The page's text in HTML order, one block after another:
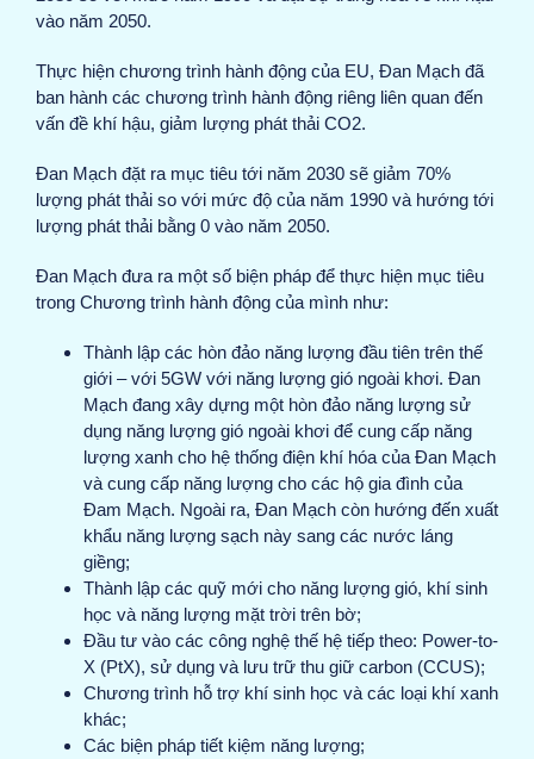
vào năm 2050.
Thực hiện chương trình hành động của EU, Đan Mạch đã
ban hành các chương trình hành động riêng liên quan đến
vấn đề khí hậu, giảm lượng phát thải CO2.
Đan Mạch đặt ra mục tiêu tới năm 2030 sẽ giảm 70%
lượng phát thải so với mức độ của năm 1990 và hướng tới
lượng phát thải bằng 0 vào năm 2050.
Đan Mạch đưa ra một số biện pháp để thực hiện mục tiêu
trong Chương trình hành động của mình như:
Thành lập các hòn đảo năng lượng đầu tiên trên thế
giới – với 5GW với năng lượng gió ngoài khơi. Đan
Mạch đang xây dựng một hòn đảo năng lượng sử
dụng năng lượng gió ngoài khơi để cung cấp năng
lượng xanh cho hệ thống điện khí hóa của Đan Mạch
và cung cấp năng lượng cho các hộ gia đình của
Đam Mạch. Ngoài ra, Đan Mạch còn hướng đến xuất
khẩu năng lượng sạch này sang các nước láng
giềng;
Thành lập các quỹ mới cho năng lượng gió, khí sinh
học và năng lượng mặt trời trên bờ;
Đầu tư vào các công nghệ thế hệ tiếp theo: Power-to-
X (PtX), sử dụng và lưu trữ thu giữ carbon (CCUS);
Chương trình hỗ trợ khí sinh học và các loại khí xanh
khác;
Các biện pháp tiết kiệm năng lượng;